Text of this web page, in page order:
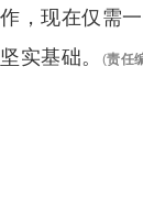
作，现在仅需
坚实基础。
(责任